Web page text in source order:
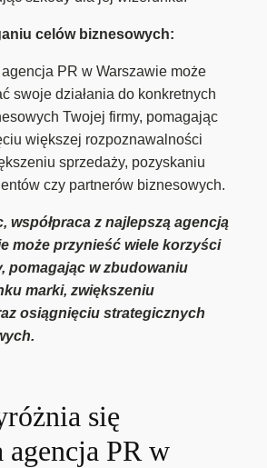
celów biznesowych:
PR w Warszawie może
swoje działania do konkretnych
Twojej firmy, pomagając
większej rozpoznawalności
sprzedaży, pozyskaniu
czy partnerów biznesowych.
współpraca z najlepszą agencją
może przynieść wiele korzyści
pomagając w zbudowaniu
marki, zwiększeniu
osiągnięciu strategicznych
się
agencja PR w